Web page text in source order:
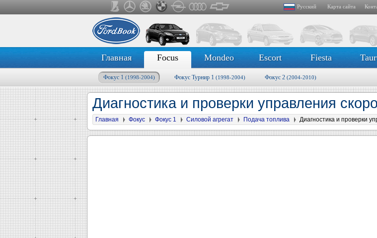
Русский Карта сайта
Главная Focus Mondeo Escort Fiesta
Фокус 1 (1998-2004) Фокус Турнир 1 (1998-2004) Фокус 2 (2004-2010)
Диагностика и проверки управления
Главная Фокус Фокус 1 Силовой агрегат Подача топлива Диагностика и проверки